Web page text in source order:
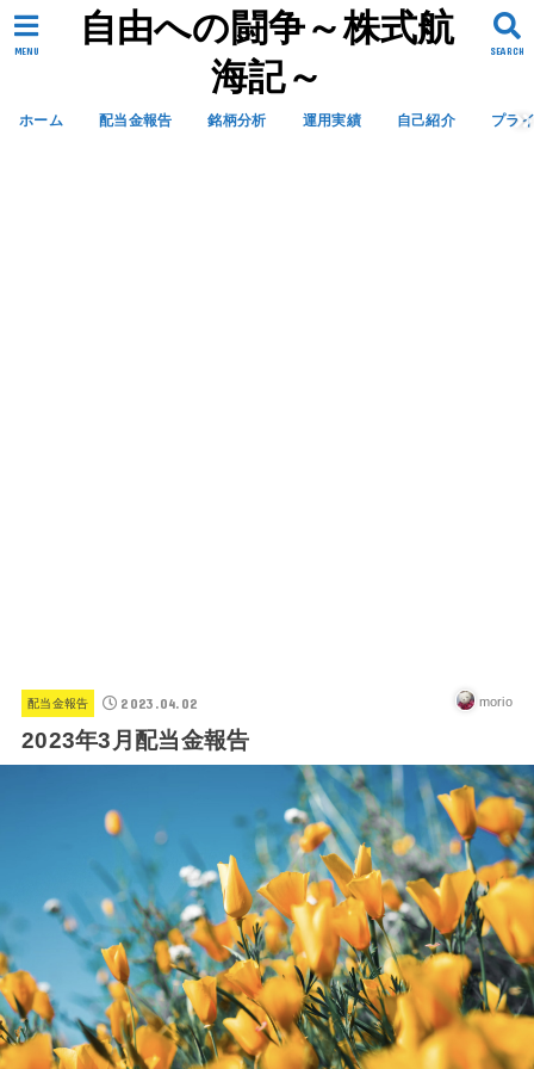
自由への闘争～株式航
海記～
SEARCH
MENU
ホーム 配当金報告 銘柄分析 運用実績 自己紹介 プラ
配当金報告 2023.04.02 morio
2023年3月配当金報告